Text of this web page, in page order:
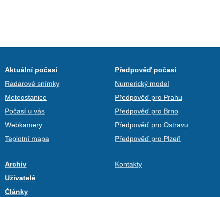
Aktuální počasí
Radarové snímky
Meteostanice
Počasí u vás
Webkamery
Teplotní mapa
Předpověď počasí
Numerický model
Předpověď pro Prahu
Předpověď pro Brno
Předpověď pro Ostravu
Předpověď pro Plzeň
Archiv
Uživatelé
Články
Kontakty